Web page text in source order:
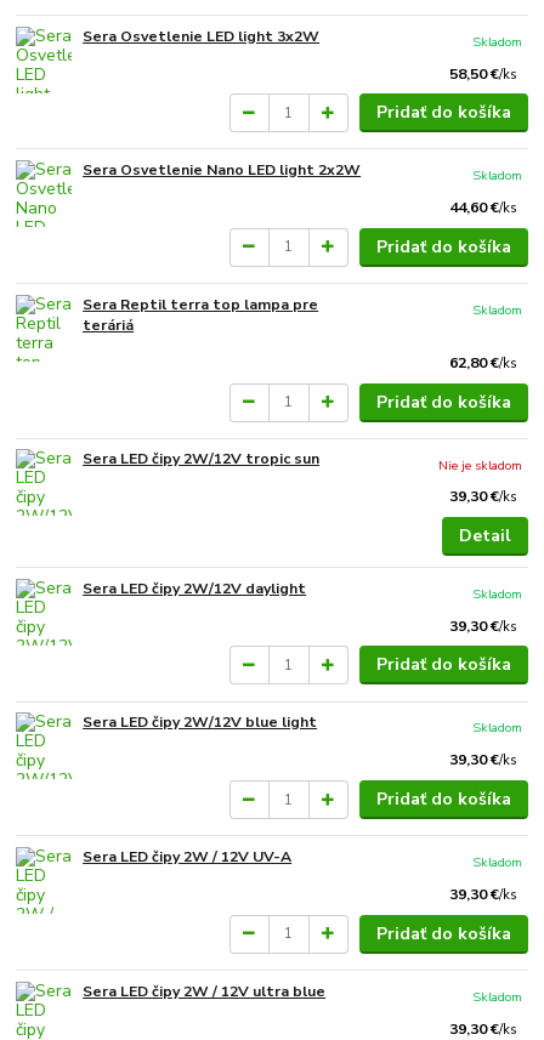
Sera Osvetlenie LED light 3x2W
58,50 €/ks
Skladom
Pridať do košíka
Sera Osvetlenie Nano LED light 2x2W
44,60 €/ks
Skladom
Pridať do košíka
Sera Reptil terra top lampa pre
teráriá
62,80 €/ks
Skladom
Pridať do košíka
Sera LED čipy 2W/12V tropic sun
39,30 €/ks
Nie je skladom
Detail
Sera LED čipy 2W/12V daylight
39,30 €/ks
Skladom
Pridať do košíka
Sera LED čipy 2W/12V blue light
39,30 €/ks
Skladom
Pridať do košíka
Sera LED čipy 2W / 12V UV-A
39,30 €/ks
Skladom
Pridať do košíka
Sera LED čipy 2W / 12V ultra blue
39,30 €/ks
Skladom